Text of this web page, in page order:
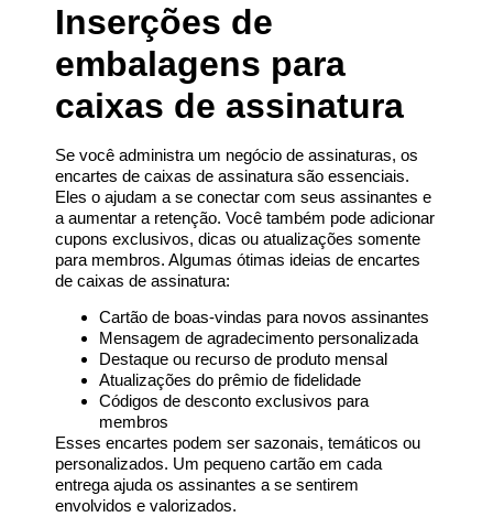
Inserções de
embalagens para
caixas de assinatura
Se você administra um negócio de assinaturas, os
encartes de caixas de assinatura são essenciais.
Eles o ajudam a se conectar com seus assinantes e
a aumentar a retenção. Você também pode adicionar
cupons exclusivos, dicas ou atualizações somente
para membros. Algumas ótimas ideias de encartes
de caixas de assinatura:
Cartão de boas-vindas para novos assinantes
Mensagem de agradecimento personalizada
Destaque ou recurso de produto mensal
Atualizações do prêmio de fidelidade
Códigos de desconto exclusivos para
membros
Esses encartes podem ser sazonais, temáticos ou
personalizados. Um pequeno cartão em cada
entrega ajuda os assinantes a se sentirem
envolvidos e valorizados.